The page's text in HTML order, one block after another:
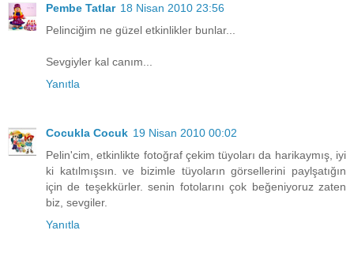
Pembe Tatlar 18 Nisan 2010 23:56
Pelinciğim ne güzel etkinlikler bunlar...
Sevgiyler kal canım...
Yanıtla
Cocukla Cocuk 19 Nisan 2010 00:02
Pelin'cim, etkinlikte fotoğraf çekim tüyoları da harikaymış, iyi
ki katılmışsın. ve bizimle tüyoların görsellerini paylşatığın
için de teşekkürler. senin fotolarını çok beğeniyoruz zaten
biz, sevgiler.
Yanıtla